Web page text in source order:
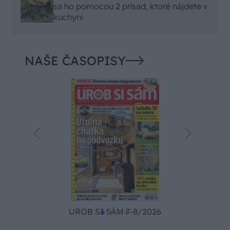
sa ho pomocou 2 prísad, ktoré nájdete v
kuchyni
NAŠE ČASOPISY
UROB SI SÁM 7-8/2026